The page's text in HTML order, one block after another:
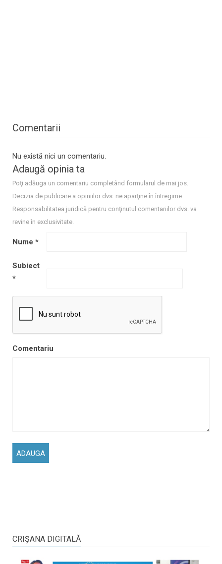
Comentarii
Nu există nici un comentariu.
Adaugă opinia ta
Poţi adăuga un comentariu completând formularul de mai jos.
Decizia de publicare a opiniilor dvs. ne aparţine în întregime.
Responsabilitatea juridică pentru conţinutul comentariilor dvs. va
revine în exclusivitate.
Nume *
Subiect
*
Comentariu
CRIŞANA DIGITALĂ